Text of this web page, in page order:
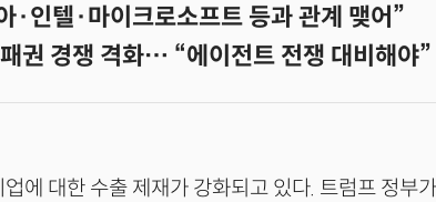
·인텔·마이크로소프트 등과 관계 맺어”
권 경쟁 격화… “에이전트 전쟁 대비해야
에 대한 수출 제재가 강화되고 있다. 트럼프 정부